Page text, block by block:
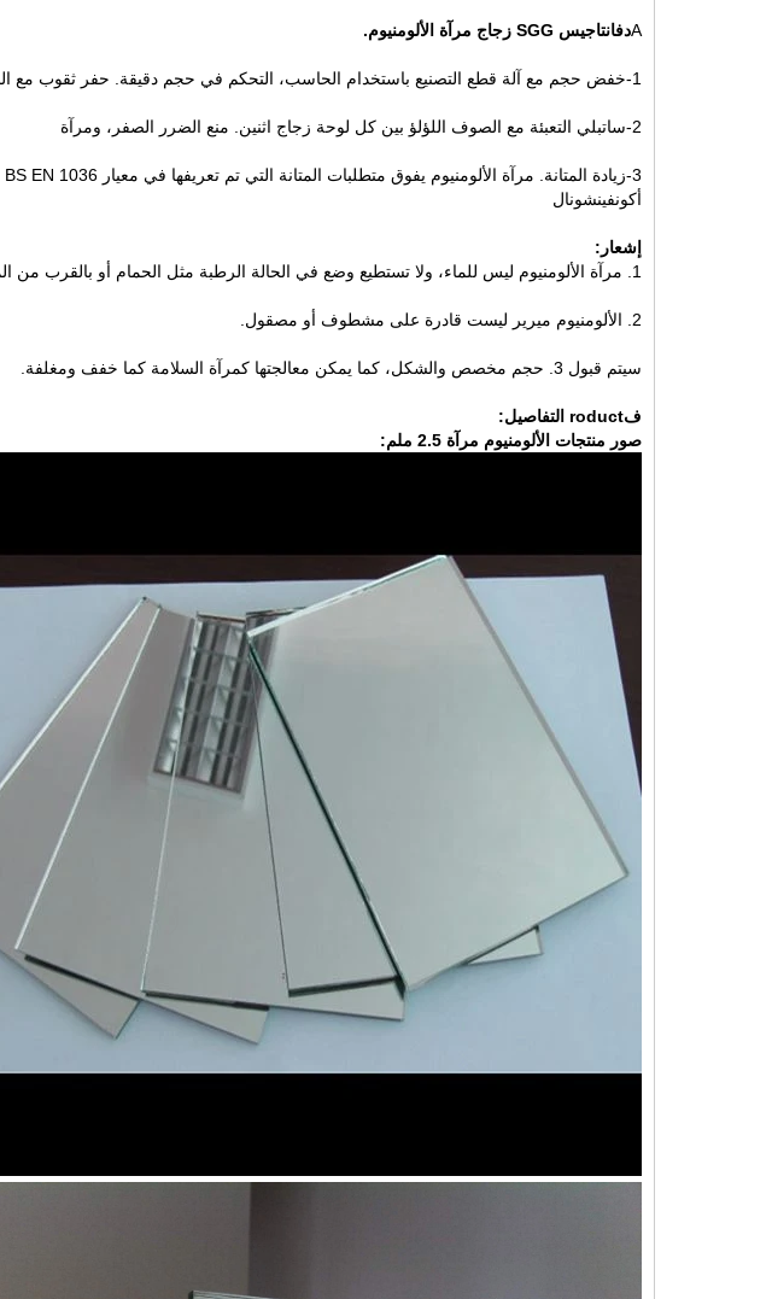
Aدفانتاجيس SGG زجاج مرآة الألومنيوم.
1-خفض حجم مع آلة قطع التصنيع باستخدام الحاسب، التحكم في حجم دقيقة. حفر ثقوب مع المياه النفاثة Cutting.No الصفر على سطح مرآة.
2-ساتبلي التعبئة مع الصوف اللؤلؤ بين كل لوحة زجاج اثنين. منع الضرر الصفر، ومرآة
أكونفينشونال
إشعار:
1. مرآة الألومنيوم ليس للماء، ولا تستطيع وضع في الحالة الرطبة مثل الحمام أو بالقرب من المياه.
2. الألومنيوم ميرير ليست قادرة على مشطوف أو مصقول.
سيتم قبول 3. حجم مخصص والشكل، كما يمكن معالجتها كمرآة السلامة كما خفف ومغلفة.
فroduct التفاصيل:
صور منتجات الألومنيوم مرآة 2.5 ملم: